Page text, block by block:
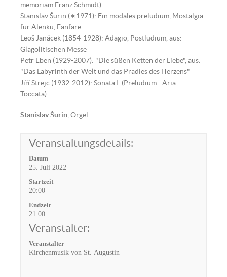
memoriam Franz Schmidt)
Stanislav Šurin (∗1971): Ein modales preludium, Mostalgia
für Alenku, Fanfare
Leoš Janácek (1854-1928): Adagio, Postludium, aus:
Glagolitischen Messe
Petr Eben (1929-2007): "Die süßen Ketten der Liebe", aus:
"Das Labyrinth der Welt und das Pradies des Herzens"
Jiří Strejc (1932-2012): Sonata I. (Preludium - Aria -
Toccata)
StanislavŠurin , Orgel
Veranstaltungsdetails:
Datum
25. Juli 2022
Startzeit
20:00
Endzeit
21:00
Veranstalter:
Veranstalter
Kirchenmusik von St. Augustin